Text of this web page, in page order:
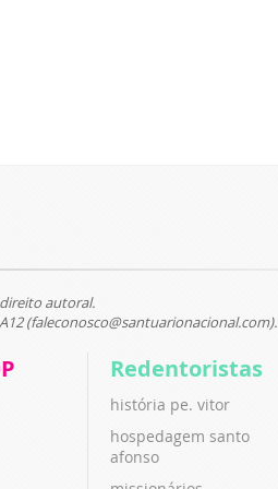
autoral.
(faleconosco@santuarionacional.com).
Redentoristas
história pe. vitor
hospedagem santo
afonso